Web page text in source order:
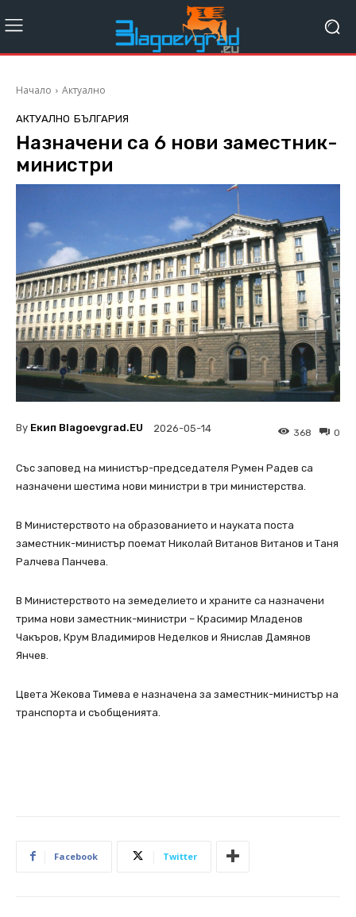
Начало Актуално
АКТУАЛНО БЪЛГАРИЯ
Назначени са 6 нови заместник-
министри
By Екип Blagoevgrad.EU 2026-05-14 0
368
Със заповед на министър-председателя Румен Радев са
назначени шестима нови министри в три министерства.
В Министерството на образованието и науката поста
заместник-министър поемат Николай Витанов Витанов и Таня
Ралчева Панчева.
В Министерството на земеделието и храните са назначени
трима нови заместник-министри – Красимир Младенов
Чакъров, Крум Владимиров Неделков и Янислав Дамянов
Янчев.
Цвета Жекова Тимева е назначена за заместник-министър на
транспорта и съобщенията.
Facebook Twitter